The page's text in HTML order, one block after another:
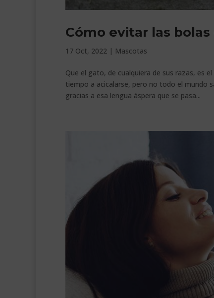
Cómo evitar las
17 Oct, 2022 | Mascotas
Que el gato, de cualquiera de sus razas, es
tiempo a acicalarse, pero no todo el mundo
gracias a esa lengua áspera que se pasa...